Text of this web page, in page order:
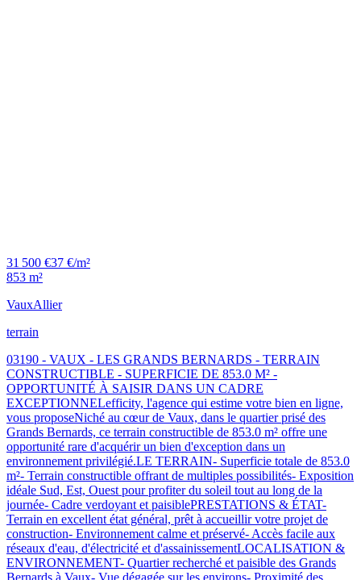
31 500 €37 €/m²
853 m²
VauxAllier
terrain
03190 - VAUX - LES GRANDS BERNARDS - TERRAIN
CONSTRUCTIBLE - SUPERFICIE DE 853.0 M² -
OPPORTUNITÉ À SAISIR DANS UN CADRE
EXCEPTIONNELefficity, l'agence qui estime votre bien en ligne,
vous proposeNiché au cœur de Vaux, dans le quartier prisé des
Grands Bernards, ce terrain constructible de 853.0 m² offre une
opportunité rare d'acquérir un bien d'exception dans un
environnement privilégié.LE TERRAIN- Superficie totale de 853.0
m²- Terrain constructible offrant de multiples possibilités- Exposition
idéale Sud, Est, Ouest pour profiter du soleil tout au long de la
journée- Cadre verdoyant et paisiblePRESTATIONS & ÉTAT-
Terrain en excellent état général, prêt à accueillir votre projet de
construction- Environnement calme et préservé- Accès facile aux
réseaux d'eau, d'électricité et d'assainissementLOCALISATION &
ENVIRONNEMENT- Quartier recherché et paisible des Grands